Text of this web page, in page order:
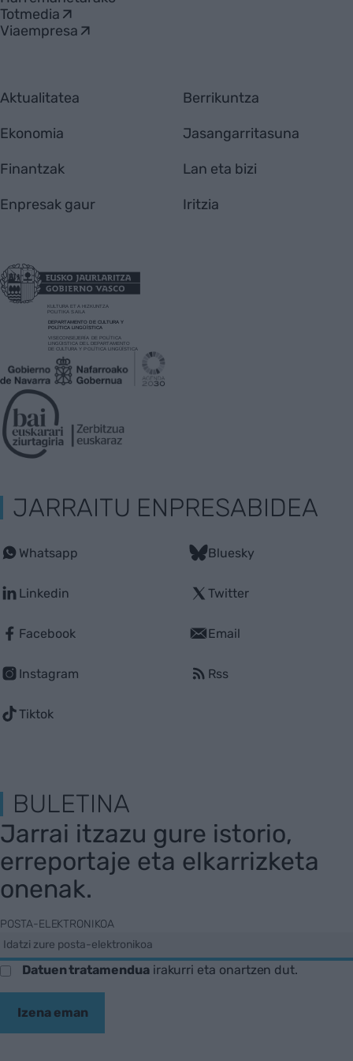
Totmedia
Viaempresa
Aktualitatea
Ekonomia
Finantzak
Enpresak gaur
Berrikuntza
Jasangarritasuna
Lan eta bizi
Iritzia
JARRAITU ENPRESABIDEA
Whatsapp
Linkedin
Facebook
Instagram
Tiktok
Bluesky
Twitter
Email
Rss
BULETINA
Jarrai itzazu gure istorio,
erreportaje eta elkarrizketa
onenak.
POSTA-ELEKTRONIKOA
Datuen tratamenduairakurri eta onartzen dut.
Izena eman